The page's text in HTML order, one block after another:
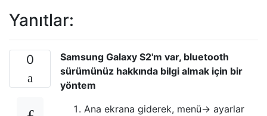
Yanıtlar:
0
Samsung Galaxy S2'm var, bluetooth
sürümünüz hakkında bilgi almak için bir
yöntem
Ana ekrana giderek, menü-> ayarlar